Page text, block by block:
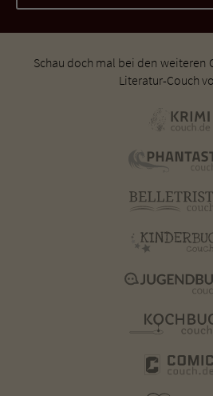
Schau doch mal bei den weiteren
Literatur-Couch